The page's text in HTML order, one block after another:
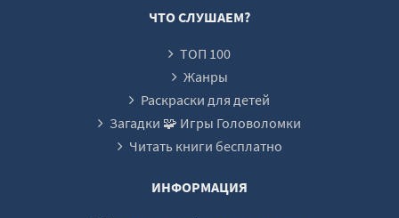
ЧТО СЛУШАЕМ?
ТОП 100
Жанры
Раскраски для детей
Загадки 🧩 Игры Головоломки
Читать книги бесплатно
ИНФОРМАЦИЯ